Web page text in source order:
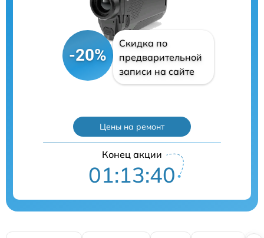
-20%
Скидка по
предварительной
записи на сайте
Цены на ремонт
Конец акции
01:13:39